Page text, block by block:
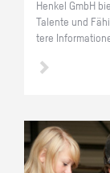
Hen­kel GmbH
Ta­len­te und
te­re